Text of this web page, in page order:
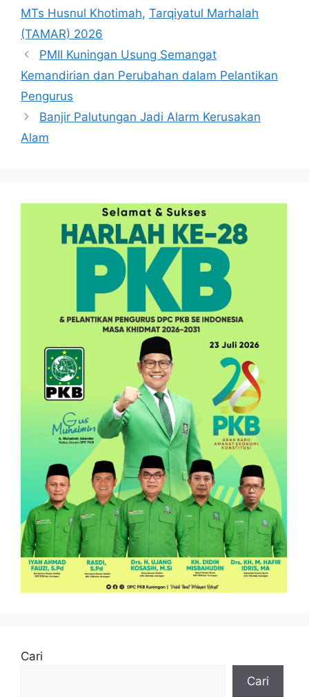
MTs Husnul Khotimah, Tarqiyatul Marhalah
(TAMAR) 2026
PMII Kuningan Usung Semangat
Kemandirian dan Perubahan dalam Pelantikan
Pengurus
Banjir Palutungan Jadi Alarm Kerusakan
Alam
Cari
Cari